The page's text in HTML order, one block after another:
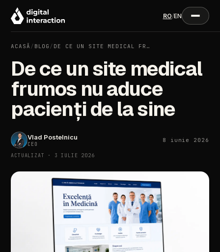
RO/EN
ACASĂ / BLOG / DE CE UN SITE MEDICAL FR…
De ce un site medical
frumos nu aduce
pacienți de la sine
Vlad Postelnicu
CEO
8 iunie 2026
ACTUALIZAT · 3 IULIE 2026